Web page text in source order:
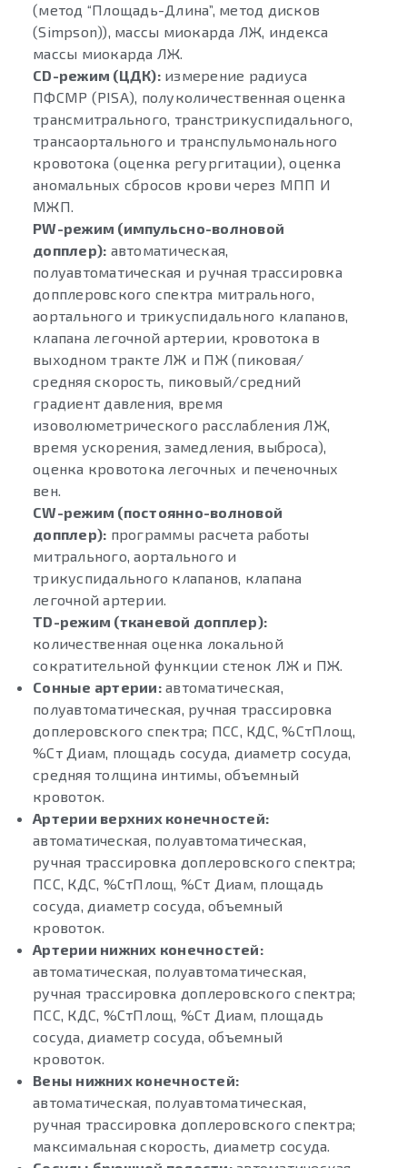
(метод “Площадь-Длина”, метод дисков
(Simpson)), массы миокарда ЛЖ, индекса
массы миокарда ЛЖ.
CD-режим (ЦДК):измерение радиуса
ПФСМР (PISA), полуколичественная оценка
трансмитрального, транстрикуспидального,
трансаортального и транспульмонального
кровотока (оценка регургитации), оценка
аномальных сбросов крови через МПП И
МЖП.
PW-режим (импульсно-волновой
допплер): автоматическая,
полуавтоматическая и ручная трассировка
допплеровского спектра митрального,
аортального и трикуспидального клапанов,
клапана легочной артерии, кровотока в
выходном тракте ЛЖ и ПЖ (пиковая/
средняя скорость, пиковый/средний
градиент давления, время
изоволюметрического расслабления ЛЖ,
время ускорения, замедления, выброса),
оценка кровотока легочных и печеночных
вен.
CW-режим (постоянно-волновой
допплер): программы расчета работы
митрального, аортального и
трикуспидального клапанов, клапана
легочной артерии.
TD-режим (тканевой допплер):
количественная оценка локальной
сократительной функции стенок ЛЖ и ПЖ.
Сонные артерии:автоматическая,
полуавтоматическая, ручная трассировка
доплеровского спектра; ПСС, КДС, %СтПлощ,
%Ст Диам, площадь сосуда, диаметр сосуда,
средняя толщина интимы, объемный
кровоток.
Артерии верхних конечностей:
автоматическая, полуавтоматическая,
ручная трассировка доплеровского спектра;
ПСС, КДС, %СтПлощ, %Ст Диам, площадь
сосуда, диаметр сосуда, объемный
кровоток.
Артерии нижних конечностей:
автоматическая, полуавтоматическая,
ручная трассировка доплеровского спектра;
ПСС, КДС, %СтПлощ, %Ст Диам, площадь
сосуда, диаметр сосуда, объемный
кровоток.
Вены нижних конечностей:
автоматическая, полуавтоматическая,
ручная трассировка доплеровского спектра;
максимальная скорость, диаметр сосуда.